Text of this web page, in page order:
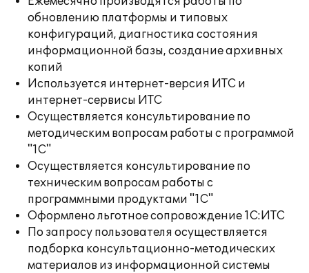
обновлению платформы и типовых
конфигураций, диагностика состояния
информационной базы, создание архивных
копий
Используется интернет-версия ИТС и
интернет-сервисы ИТС
Осуществляется консультирование по
методическим вопросам работы с программой
"1С"
Осуществляется консультирование по
техническим вопросам работы с
программными продуктами "1С"
Оформлено льготное сопровождение 1С:ИТС
По запросу пользователя осуществляется
подборка консультационно-методических
материалов из информационной системы